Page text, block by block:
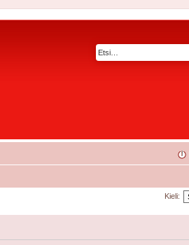
Kieli: